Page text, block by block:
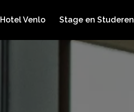
Hotel Venlo Stage en Studeren